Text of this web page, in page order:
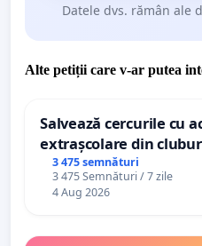
Datele dvs. rămân ale
Alte petiții care v-ar putea
Salvează cercurile cu
extrașcolare din
palatele copiilor
3 475 semnături
3 475 Semnături / 7 zile
4 Aug 2026